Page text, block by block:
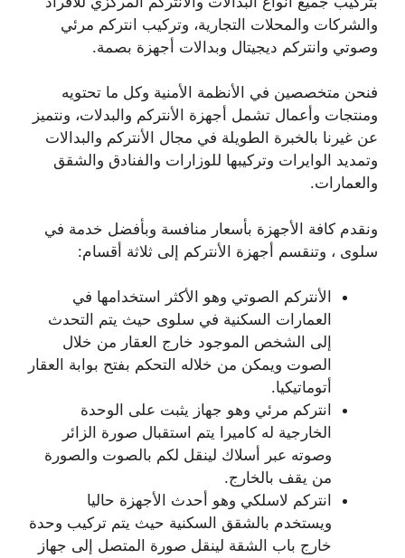
والشركات والمحلات التجارية، وتركيب انتركم مرئي
وصوتي وانتركم ديجيتال وبدالات أجهزة بصمة.
فنحن متخصصين في الأنظمة الأمنية وكل ما تحتويه
ومنتجات وأعمال تشمل أجهزة الأنتركم والبدلات، ونتميز
عن غيرنا بالخبرة الطويلة في مجال الأنتركم والبدالات
وتمديد الوايرات وتركيبها للوزارات والفنادق والشقق
والعمارات.
ونقدم كافة الأجهزة بأسعار منافسة وبأفضل خدمة في
سلوى ، وتنقسم أجهزة الأنتركم إلى ثلاثة أقسام:
الأنتركم الصوتي وهو الأكثر استخدامها في
العمارات السكنية في سلوى حيث يتم التحدث
إلى الشخص الموجود خارج العقار من خلال
الصوت ويمكن من خلاله التحكم بفتح بوابة العقار
أتوماتيكيا.
انتركم مرئي وهو جهاز يثبت على الوحدة
الخارجية له كاميرا يتم استقبال صورة الزائر
وصوته عبر أسلاك لينقل لكم بالصوت والصورة
من يقف بالخارج.
انتركم لاسلكي وهو أحدث الأجهزة حاليا
ويستخدم بالشقق السكنية حيث يتم تركيب وحدة
خارج باب الشقة لينقل صورة المتصل إلى جهاز